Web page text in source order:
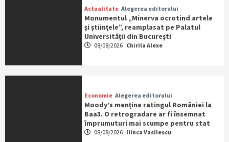
Actualitate Alegerea editorului
Monumentul „Minerva ocrotind artele
şi ştiinţele”, reamplasat pe Palatul
Universităţii din Bucureşti
08/08/2026 Chirila Alexe
Economie Alegerea editorului
Moody’s menține ratingul României la
Baa3. O retrogradare ar fi însemnat
împrumuturi mai scumpe pentru stat
08/08/2026 Ilinca Vasilescu